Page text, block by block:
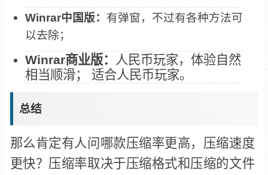
Winrar中国版： 有弹窗，不过有各种方法可
以去除；
Winrar商业版： 人民币玩家，体验自然
相当顺滑； 适合人民币玩家。
总结
那么肯定有人问哪款压缩率更高，压缩速度
更快？压缩率取决于压缩格式和压缩的文件